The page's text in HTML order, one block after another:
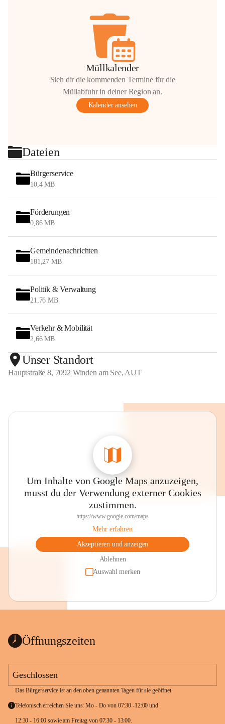
Müllkalender
Sieh dir die kommenden Termine für die
Müllabfuhr in deiner Region an.
Kalender ansehen
Dateien
Bürgerservice
10,4 MB
Förderungen
0,86 MB
Gemeindenachrichten
181,27 MB
Politik & Verwaltung
21,76 MB
Verkehr & Mobilität
2,66 MB
Unser Standort
Hauptstraße 8, 7092 Winden am See, AUT
Um Inhalte von Google Maps anzuzeigen,
musst du der Verwendung externer Cookies
zustimmen.
https://www.google.com/maps
Mehr erfahren
Akzeptieren und anzeigen
Ablehnen
Auswahl merken
Öffnungszeiten
Geschlossen
Das Bürgerservice ist an den oben genannten Tagen für sie geöffnet
Telefonisch erreichen Sie uns: Mo - Do von 07:30 -12:00 und